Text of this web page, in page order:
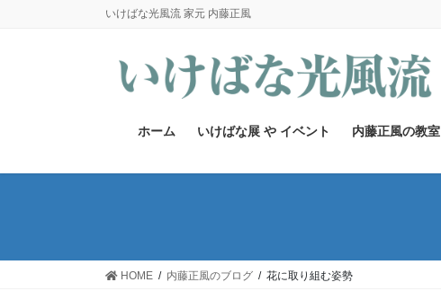
いけばな光風流 家元 内藤正風
ホーム いけばな展 や イベント 内藤正風の教室
HOME 内藤正風のブログ 花に取り組む姿勢